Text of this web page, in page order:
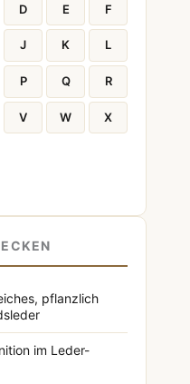
D E F
J K L
P Q R
V W X
pflanzlich
im Leder-